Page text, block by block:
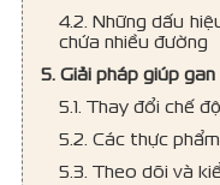
4.2. Những dấu
chứa nhiều đường
5. Giải pháp giúp
5.1. Thay đổi chế
5.2. Các thực
5.3. Theo dõi và